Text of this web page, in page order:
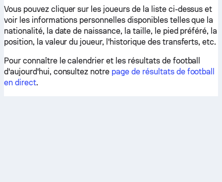
Vous pouvez cliquer sur les joueurs de la liste ci-dessus et
voir les informations personnelles disponibles telles que la
nationalité, la date de naissance, la taille, le pied préféré, la
position, la valeur du joueur, l'historique des transferts, etc.
Pour connaître le calendrier et les résultats de football
d'aujourd'hui, consultez notre page de résultats de football
en direct.